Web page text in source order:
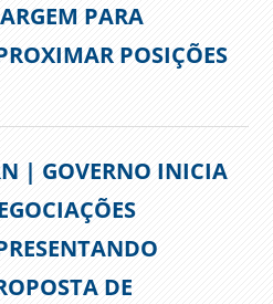
PARA
POSIÇÕES
| GOVERNO INICIA
DE